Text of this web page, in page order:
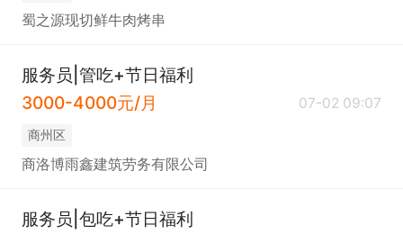
蜀之源现切鲜牛肉烤串
服务员|管吃+节日福利
3000-4000元/月
07-02 09:07
商州区
商洛博雨鑫建筑劳务有限公司
服务员|包吃+节日福利